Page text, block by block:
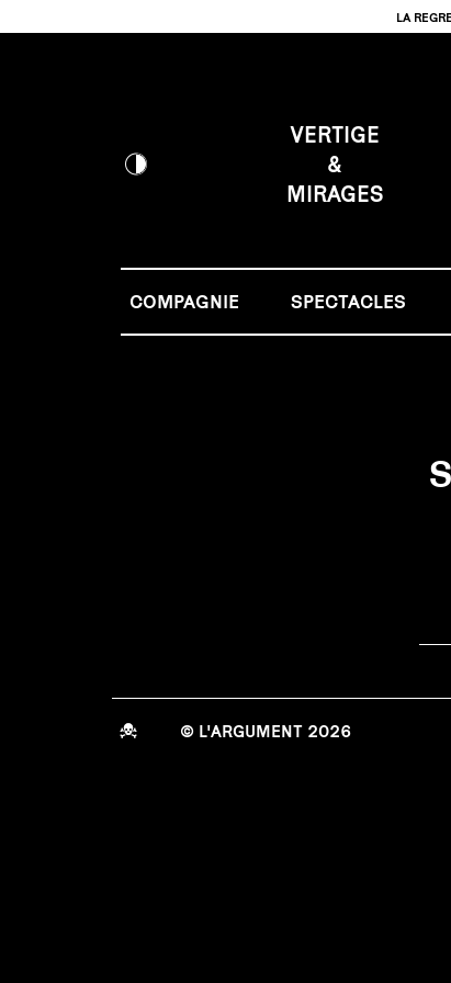
LA
VERTIGE
&
MIRAGES
COMPAGNIE SPECTACLES
© L'ARGUMENT 2026